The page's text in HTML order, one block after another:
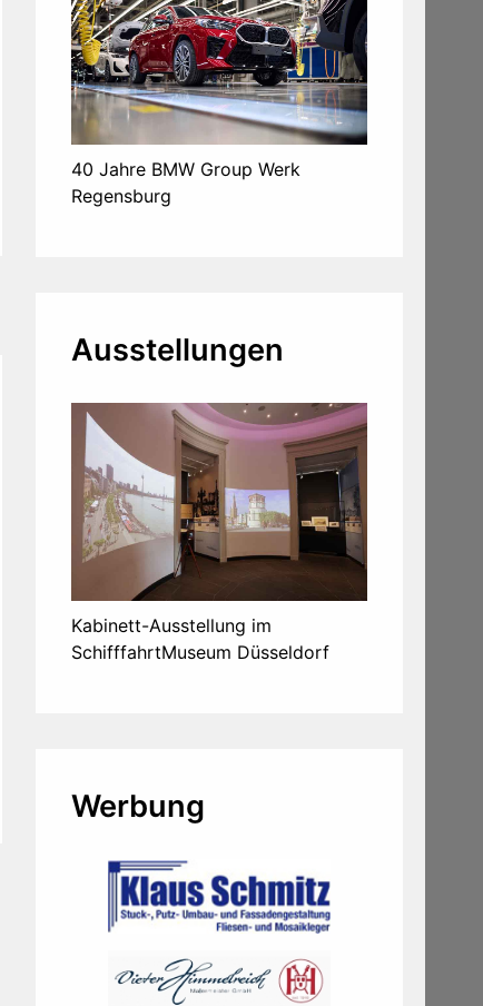
40 Jahre BMW Group Werk
Regensburg
Ausstellungen
Kabinett-Ausstellung im
SchifffahrtMuseum Düsseldorf
Werbung